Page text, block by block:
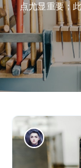
点尤显重要；